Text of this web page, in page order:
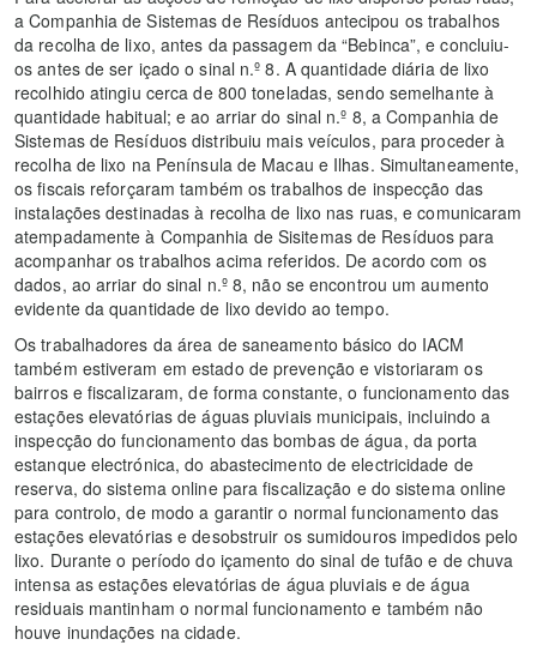
a Companhia de Sistemas de Resíduos antecipou os trabalhos
da recolha de lixo, antes da passagem da “Bebinca”, e concluiu-
os antes de ser içado o sinal n.º 8. A quantidade diária de lixo
recolhido atingiu cerca de 800 toneladas, sendo semelhante à
quantidade habitual; e ao arriar do sinal n.º 8, a Companhia de
Sistemas de Resíduos distribuiu mais veículos, para proceder à
recolha de lixo na Península de Macau e Ilhas. Simultaneamente,
os fiscais reforçaram também os trabalhos de inspecção das
instalações destinadas à recolha de lixo nas ruas, e comunicaram
atempadamente à Companhia de Sisitemas de Resíduos para
acompanhar os trabalhos acima referidos. De acordo com os
dados, ao arriar do sinal n.º 8, não se encontrou um aumento
evidente da quantidade de lixo devido ao tempo.
Os trabalhadores da área de saneamento básico do IACM
também estiveram em estado de prevenção e vistoriaram os
bairros e fiscalizaram, de forma constante, o funcionamento das
estações elevatórias de águas pluviais municipais, incluindo a
inspecção do funcionamento das bombas de água, da porta
estanque electrónica, do abastecimento de electricidade de
reserva, do sistema online para fiscalização e do sistema online
para controlo, de modo a garantir o normal funcionamento das
estações elevatórias e desobstruir os sumidouros impedidos pelo
lixo. Durante o período do içamento do sinal de tufão e de chuva
intensa as estações elevatórias de água pluviais e de água
residuais mantinham o normal funcionamento e também não
houve inundações na cidade.